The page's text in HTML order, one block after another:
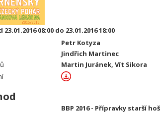
08:00 do 23.01.2016 18:00
Petr Kotyza
Jindřich Martinec
Martin Juránek, Vít Sikora
BBP 2016 - Přípravky starší